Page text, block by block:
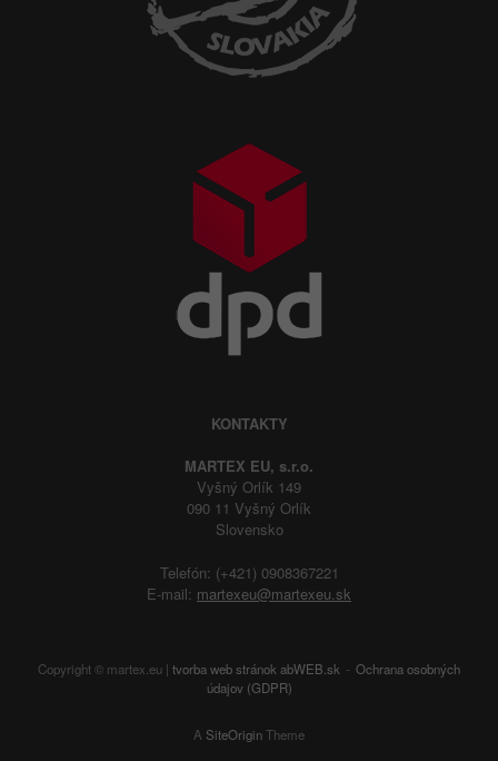
KONTAKTY
MARTEX EU, s.r.o.
Vyšný Orlík 149
090 11 Vyšný Orlík
Slovensko
Telefón: (+421) 0908367221
E-mail: martexeu@martexeu.sk
Copyright © martex.eu | tvorba web stránok abWEB.sk
Ochrana osobných
údajov (GDPR)
A SiteOriginTheme